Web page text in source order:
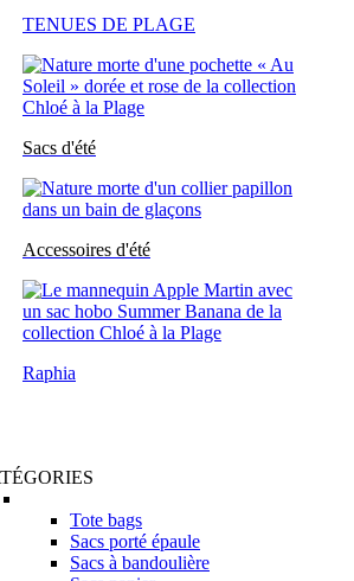
TENUES DE PLAGE
Sacs d'été
Accessoires d'été
Raphia
Tote bags
Sacs porté épaule
Sacs à bandoulière